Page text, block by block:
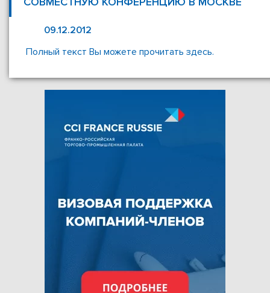
09.12.2012
Полный текст Вы можете прочитать здесь.